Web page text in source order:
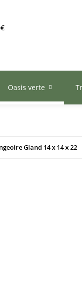
Oasis verte
Gland 14 x 14 x 22